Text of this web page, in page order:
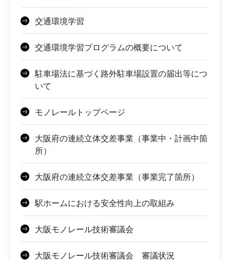
交通環境学習
交通環境学習プログラムの概要について
駐車場法に基づく路外駐車場設置の届出等につ
いて
モノレールトップページ
大阪府の連続立体交差事業（事業中・計画中箇
所）
大阪府の連続立体交差事業（事業完了箇所）
駅ホームにおける安全性向上の取組み
大阪モノレール技術審議会
大阪モノレール技術審議会 審議状況